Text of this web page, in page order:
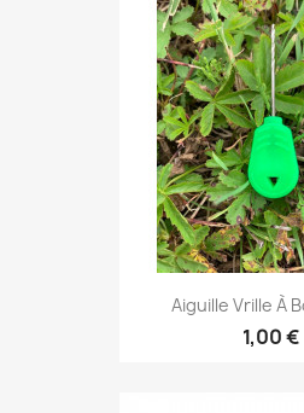
Aiguille Vrille À
1,00 €